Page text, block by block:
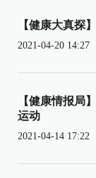
【健康大真探
2021-04-20 14:27
【健康情报局
运动
2021-04-14 17:22